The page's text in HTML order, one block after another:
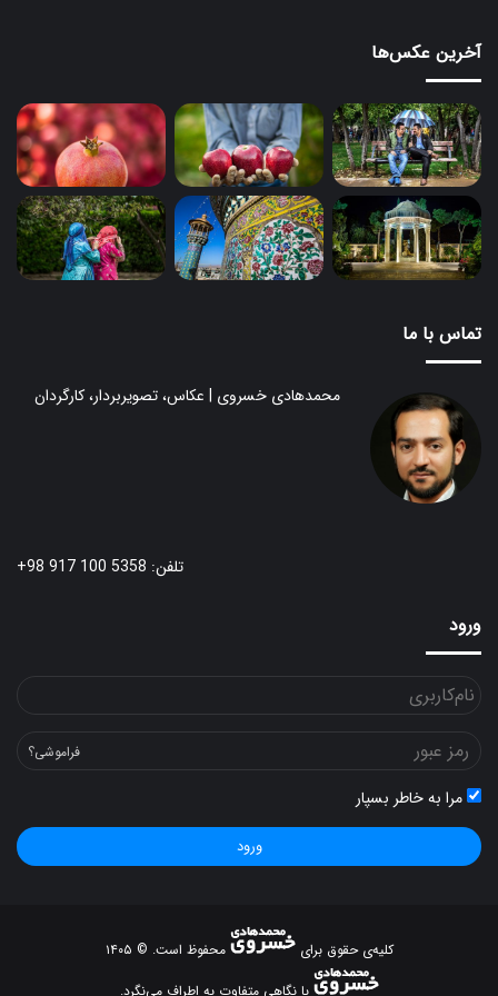
آخرین عکس‌ها
تماس با ما
محمدهادی خسروی | عکاس، تصویربردار، کارگردان
تلفن: 5358 100 917 98+
ورود
فراموشی؟
مرا به خاطر بسپار
ورود
کلیه‌ی حقوق برای
محفوظ است. © ۱۴۰۵
با نگاهی متفاوت به اطراف می‌نگرد.